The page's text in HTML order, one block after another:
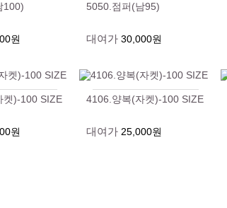
100)
원
5050.점퍼(남95)
대여가 30,000원
켓)-100 SIZE
원
4106.양복(자켓)-100 SIZE
대여가 25,000원